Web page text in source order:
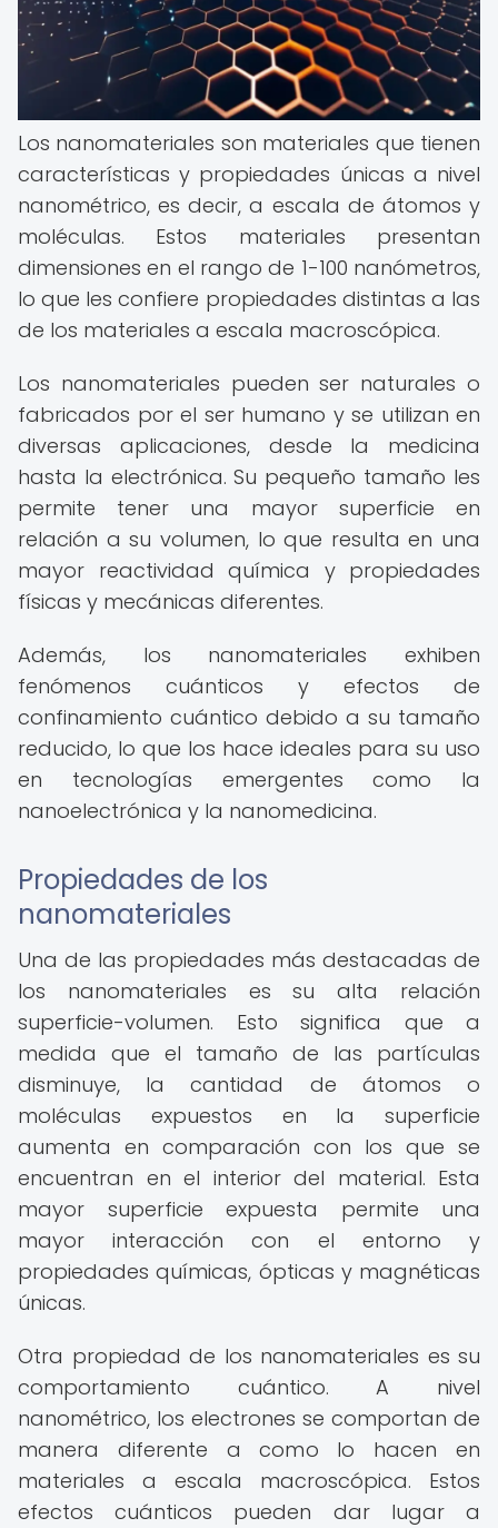
Los nanomateriales son materiales que tienen
características y propiedades únicas a nivel
nanométrico, es decir, a escala de átomos y
moléculas. Estos materiales presentan
dimensiones en el rango de 1-100 nanómetros,
lo que les confiere propiedades distintas a las
de los materiales a escala macroscópica.
Los nanomateriales pueden ser naturales o
fabricados por el ser humano y se utilizan en
diversas aplicaciones, desde la medicina
hasta la electrónica. Su pequeño tamaño les
permite tener una mayor superficie en
relación a su volumen, lo que resulta en una
mayor reactividad química y propiedades
físicas y mecánicas diferentes.
Además, los nanomateriales exhiben
fenómenos cuánticos y efectos de
confinamiento cuántico debido a su tamaño
reducido, lo que los hace ideales para su uso
en tecnologías emergentes como la
nanoelectrónica y la nanomedicina.
Propiedades de los
nanomateriales
Una de las propiedades más destacadas de
los nanomateriales es su alta relación
superficie-volumen. Esto significa que a
medida que el tamaño de las partículas
disminuye, la cantidad de átomos o
moléculas expuestos en la superficie
aumenta en comparación con los que se
encuentran en el interior del material. Esta
mayor superficie expuesta permite una
mayor interacción con el entorno y
propiedades químicas, ópticas y magnéticas
únicas.
Otra propiedad de los nanomateriales es su
comportamiento cuántico. A nivel
nanométrico, los electrones se comportan de
manera diferente a como lo hacen en
materiales a escala macroscópica. Estos
efectos cuánticos pueden dar lugar a